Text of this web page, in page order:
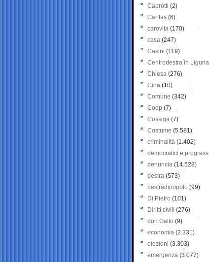
Caprotti (2)
Caritas (6)
carovita (170)
casa (247)
Casini (119)
Centrodestra in Liguria
Chiesa (276)
Cina (10)
Comune (342)
Coop (7)
Cossiga (7)
Costume (5.581)
criminalità (1.402)
democratici e
denuncia (14.528)
destra (573)
destradipopolo (99)
Di Pietro (101)
Diritti civili (276)
don Gallo (9)
economia (2.331)
elezioni (3.303)
emergenza (3.077)